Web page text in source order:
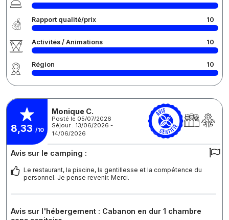
Rapport qualité/prix 10
Activités / Animations 10
Région 10
8,33 /10
Monique C.
Posté le 05/07/2026
Séjour : 13/06/2026 -
14/06/2026
Avis sur le camping :
Le restaurant, la piscine, la gentillesse et la compétence du
personnel. Je pense revenir. Merci.
Avis sur l'hébergement : Cabanon en dur 1 chambre